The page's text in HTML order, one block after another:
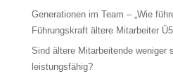
Generationen im Team – „Wie
Führungskraft ältere Mitarbeiter
Sind ältere Mitarbeitende weniger
leistungsfähig?